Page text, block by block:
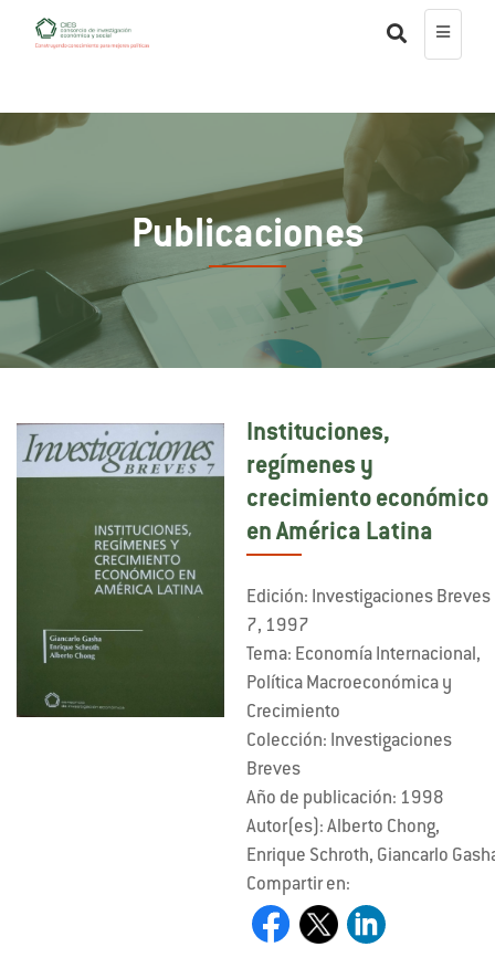
Publicaciones
Instituciones,
regímenes y
crecimiento económico
en América Latina
Edición: Investigaciones Breves
7, 1997
Tema: Economía Internacional,
Política Macroeconómica y
Crecimiento
Colección: Investigaciones
Breves
Año de publicación: 1998
Autor(es): Alberto Chong,
Enrique Schroth, Giancarlo
Compartir en: